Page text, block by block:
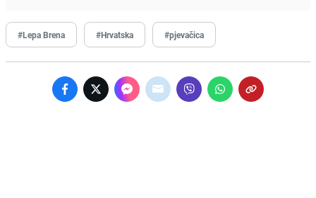
#Lepa Brena #Hrvatska #pjevačica